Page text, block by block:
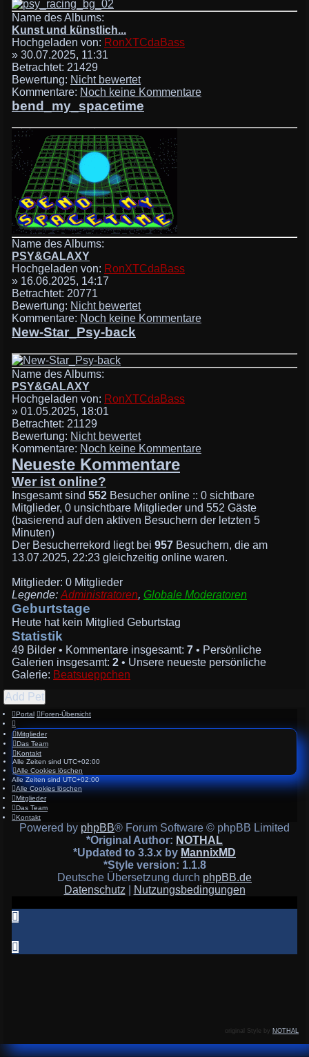
Name des Albums:
Kunst und künstlich...
Hochgeladen von: RonXTCdaBass
» 30.07.2025, 11:31
Betrachtet: 21429
Bewertung: Nicht bewertet
Kommentare: Noch keine Kommentare
bend_my_spacetime
Name des Albums:
PSY&GALAXY
Hochgeladen von: RonXTCdaBass
» 16.06.2025, 14:17
Betrachtet: 20771
Bewertung: Nicht bewertet
Kommentare: Noch keine Kommentare
New-Star_Psy-back
Name des Albums:
PSY&GALAXY
Hochgeladen von: RonXTCdaBass
» 01.05.2025, 18:01
Betrachtet: 21129
Bewertung: Nicht bewertet
Kommentare: Noch keine Kommentare
Neueste Kommentare
Wer ist online?
Insgesamt sind 552 Besucher online :: 0 sichtbare
Mitglieder, 0 unsichtbare Mitglieder und 552 Gäste
(basierend auf den aktiven Besuchern der letzten 5
Minuten)
Der Besucherrekord liegt bei 957 Besuchern, die am
13.07.2025, 22:23 gleichzeitig online waren.
Mitglieder: 0 Mitglieder
Legende: Administratoren, Globale Moderatoren
Geburtstage
Heute hat kein Mitglied Geburtstag
Statistik
49 Bilder • Kommentare insgesamt: 7 • Persönliche
Galerien insgesamt: 2 • Unsere neueste persönliche
Galerie: Beatsueppchen
Add Pet
Portal Foren-Übersicht
Mitglieder
Das Team
Kontakt
Alle Zeiten sind UTC+02:00
Alle Cookies löschen
Alle Zeiten sindUTC+02:00
Alle Cookies löschen
Mitglieder
Das Team
Kontakt
Powered by phpBB® Forum Software © phpBB Limited
*Original Author: NOTHAL
*Updated to 3.3.x by MannixMD
*Style version: 1.1.8
Deutsche Übersetzung durch phpBB.de
Datenschutz
Nutzungsbedingungen
original Style by NOTHAL